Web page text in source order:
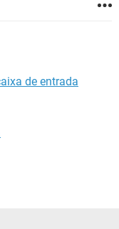
de entrada